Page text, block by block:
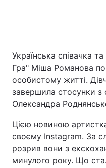
Головна
Економіка
Техно і зв'язок
Українська співачка
Гра" Міша Романова
особистому житті.
завершила стосунки
Олександра
Цією новиною
своєму Instagram. За
розрив вони з
минулого року. Що